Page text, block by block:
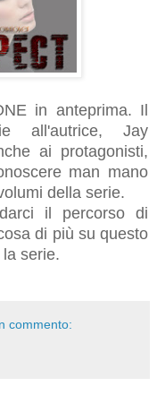
in anteprima. Il
all'autrice, Jay
ai protagonisti,
man mano
della serie.
il percorso di
di più su questo
serie.
commento: